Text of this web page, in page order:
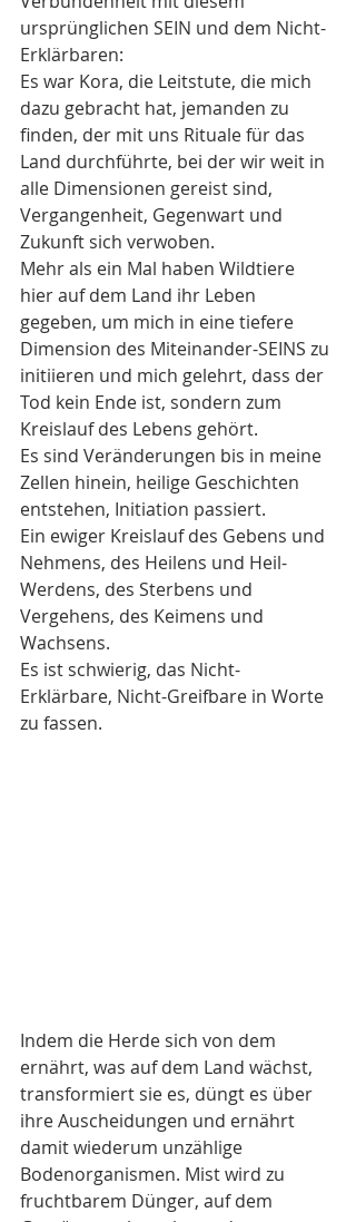
ursprünglichen SEIN und dem Nicht-
Erklärbaren:
Es war Kora, die Leitstute, die mich
dazu gebracht hat, jemanden zu
finden, der mit uns Rituale für das
Land durchführte, bei der wir weit in
alle Dimensionen gereist sind,
Vergangenheit, Gegenwart und
Zukunft sich verwoben.
Mehr als ein Mal haben Wildtiere
hier auf dem Land ihr Leben
gegeben, um mich in eine tiefere
Dimension des Miteinander-SEINS zu
initiieren und mich gelehrt, dass der
Tod kein Ende ist, sondern zum
Kreislauf des Lebens gehört.
Es sind Veränderungen bis in meine
Zellen hinein, heilige Geschichten
entstehen, Initiation passiert.
Ein ewiger Kreislauf des Gebens und
Nehmens, des Heilens und Heil-
Werdens, des Sterbens und
Vergehens, des Keimens und
Wachsens.
Es ist schwierig, das Nicht-
Erklärbare, Nicht-Greifbare in Worte
zu fassen.
Indem die Herde sich von dem
ernährt, was auf dem Land wächst,
transformiert sie es, düngt es über
ihre Auscheidungen und ernährt
damit wiederum unzählige
Bodenorganismen. Mist wird zu
fruchtbarem Dünger, auf dem